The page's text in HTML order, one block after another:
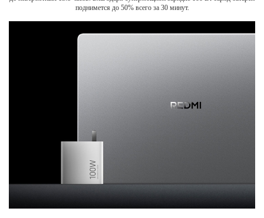
поднимется до 50% всего за 30 минут.